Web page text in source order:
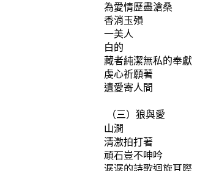
為愛情歷盡滄桑
香消玉殞
一美人
白的
藏者純潔無私的奉獻
虔心祈願著
遺愛寄人間
（三）狼與愛
山澗
清激拍打著
頑石豈不呻吟
潺潺的詩歌迴旋耳際